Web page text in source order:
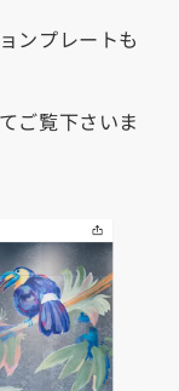
ンプレートも
ご覧下さいま